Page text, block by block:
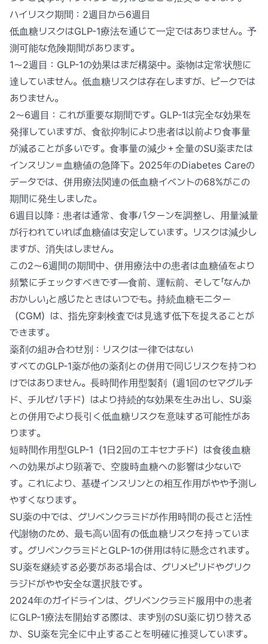
ハイリスク期間：2週目から6週目
低血糖リスクはGLP-1療法を通じて一定ではありません。予
測可能な危険期間があります。
1〜2週目：GLP-1の効果はまだ構築中。薬物は定常状態に
達していません。低血糖リスクは存在しますが、ピークでは
ありません。
2〜6週目：これが重要な期間です。GLP-1は完全な効果を
発揮していますが、食欲抑制により患者は以前より食事量
が減ることが多いです。食事量の減少＋全量のSU薬または
インスリン＝血糖値の急降下。2025年のDiabetes Careの
データでは、併用療法関連の低血糖イベントの68%がこの
期間に発生しました。
6週目以降：患者は通常、食事パターンを調整し、用量減量
が行われていれば血糖値は安定しています。リスクは減少し
ますが、消失はしません。
この2〜6週間の期間中、併用療法中の患者は血糖値をより
頻繁にチェックすべきです—食前、運転前、そして「なんか
おかしい」と感じたときはいつでも。持続血糖モニター
（CGM）は、指先穿刺検査では見逃す低下を捉えることが
できます。
薬剤の組み合わせ別：リスクは一律ではない
すべてのGLP-1薬が他の薬剤との併用で同じリスクを持つわ
けではありません。長時間作用型製剤（週1回のセマグルチ
ド、チルゼパチド）はより持続的な効果を生み出し、SU薬
との併用でより長引く低血糖リスクを意味する可能性があ
ります。
短時間作用型GLP-1（1日2回のエキセナチド）は食後血糖
への効果がより顕著で、空腹時血糖への影響は少ないで
す。これにより、基礎インスリンとの相互作用がやや予測し
やすくなります。
SU薬の中では、グリベンクラミドが作用時間の長さと活性
代謝物のため、最も高い固有の低血糖リスクを持っていま
す。グリベンクラミドとGLP-1の併用は特に懸念されます。
SU薬を継続する必要がある場合は、グリメピリドやグリク
ラジドがやや安全な選択肢です。
2024年のガイドラインは、グリベンクラミド服用中の患者
にGLP-1療法を開始する際は、まず別のSU薬に切り替える
か、SU薬を完全に中止することを明確に推奨しています。